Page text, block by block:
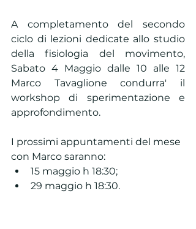
A completamento del secondo
ciclo di lezioni dedicate allo studio
della fisiologia del movimento,
Sabato 4 Maggio dalle 10 alle 12
Marco Tavaglione condurra' il
workshop di sperimentazione e
approfondimento.
I prossimi appuntamenti del mese
con Marco saranno:
15 maggio h 18:30;
29 maggio h 18:30.